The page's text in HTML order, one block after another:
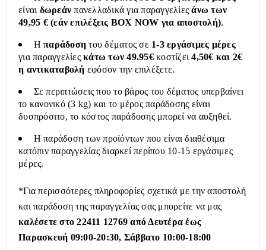
είναι δωρεάν πανελλαδικά για παραγγελίεςάνω των
49,95 € (εάν επιλέξεις BOX NOW για αποστολή).
Ηπαράδοση του δέματος σε 1-3 εργάσιμες μέρες
για παραγγελίες κάτω των 49.95€κοστίζει4,50€ και 2€
η αντικαταβολή εφόσον την επιλέξετε.
Σε περιπτώσεις που το βάρος του δέματος υπερβαίνει
το κανονικό (3 kg) και το μέρος παράδοσης είναι
δυσπρόσιτο, το κόστος παράδοσης μπορεί να αυξηθεί.
Η παράδοση των προϊόντων που είναι διαθέσιμα
κατόπιν παραγγελίας διαρκεί περίπου 10-15 εργάσιμες
μέρες.
*Για περισσότερες πληροφορίες σχετικά με την αποστολή
και παράδοση της παραγγελίας σας μπορείτε να μας
καλέσετε στο 22411 12769 από Δευτέρα έως
Παρασκευή 09:00-20:30, Σάββατο 10:00-18:00